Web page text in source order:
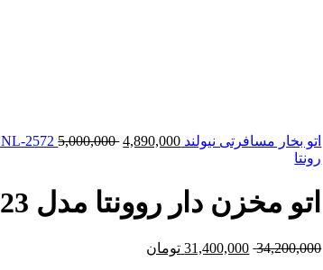
اتو بخار مسافرتی نیولند NEWLAND NL-2572 5,000,000 4,890,000
رونتا
اتو مخزن دار روونتا مدل Rowenta DG7623
34,200,000
31,400,000 تومان